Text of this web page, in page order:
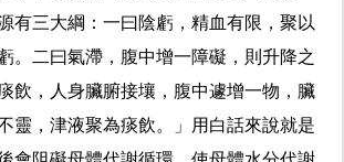
有三大綱：一曰陰虧，精血有限，聚以
。二曰氣滯，腹中增一障礙，則升降之
飲，人身臟腑接壤，腹中遽增一物，臟
靈，津液聚為痰飲。」用白話來說就是